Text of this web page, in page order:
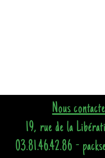
Nous
19, rue de la
03.81.46.42.86 -